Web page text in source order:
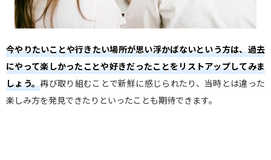
今やりたいことや行きたい場所が思い浮かばないという方は、過去
にやって楽しかったことや好きだったことをリストアップしてみま
しょう。再び取り組むことで新鮮に感じられたり、当時とは違った
楽しみ方を発見できたりといったことも期待できます。